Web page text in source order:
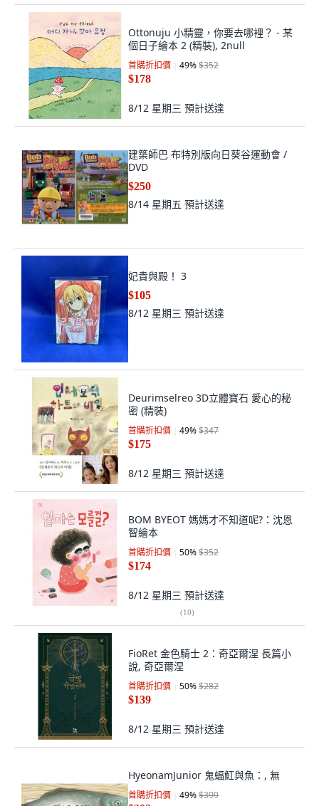
Ottonuju 小精靈，你要去哪裡？ - 某
個日子繪本 2 (精裝), 2null
首購折扣價 49%$352
$178
8/12 星期三 預計送達
建築師巴 布特別版向日葵谷運動會 /
DVD
$250
8/14 星期五 預計送達
妃貴與殿！ 3
$105
8/12 星期三 預計送達
Deurimselreo 3D立體寶石 愛心的秘
密 (精裝)
首購折扣價 49%$347
$175
8/12 星期三 預計送達
BOM BYEOT 媽媽才不知道呢?：沈恩
智繪本
首購折扣價 50%$352
$174
8/12 星期三 預計送達
(10)
FioRet 金色騎士 2：奇亞爾涅 長篇小
說, 奇亞爾涅
首購折扣價 50%$282
$139
8/12 星期三 預計送達
HyeonamJunior 鬼蝠魟與魚：, 無
首購折扣價 49%$399